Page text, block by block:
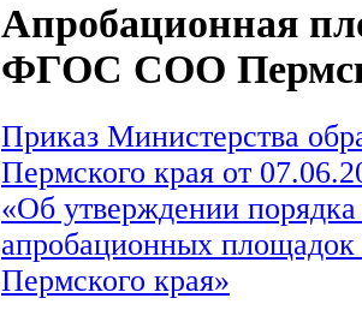
Апробационная
ФГОС СОО
Приказ Министерства
Пермского края от
«Об утверждении порядка
апробационных
Пермского края»